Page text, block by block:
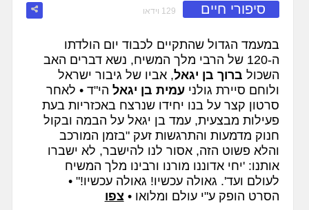
סיפורי חיים 129 וידאו
במעמד הגדול שהתקיים לכבוד יום הולדתו
ה-120 של הרבי מלך המשיח, נשא דברים האב
השכול ברוך בן יגאל, אביו של גיבור ישראל
ולוחם סיירת גולניעמית בן יגאל הי"ד • לאחר
סרטון קצר על בנו יחידו שנרצח באכזריות בעת
פעילות מבצעית, עמד בן יגאל על הבמה ובקול
חנוק מדמעות והתרגשות זעק "בזמן המורכב
והלא פשוט הזה, אסור לנו להישבר, לא ישברו
אותנו: 'יחי אדוננו מורנו ורבינו מלך המשיח
לעולם ועד'. גאולה עכשיו! גאולה עכשיו!" •
הסרט הופק ע"י עולם ומלואו • צפו